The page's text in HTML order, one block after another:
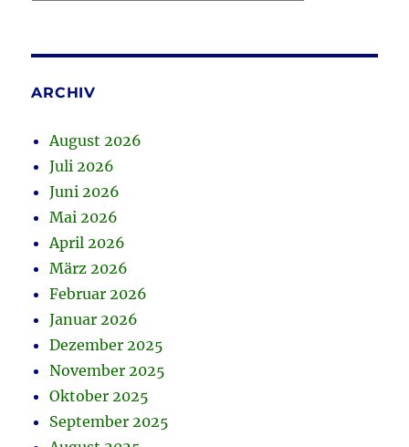
ARCHIV
August 2026
Juli 2026
Juni 2026
Mai 2026
April 2026
März 2026
Februar 2026
Januar 2026
Dezember 2025
November 2025
Oktober 2025
September 2025